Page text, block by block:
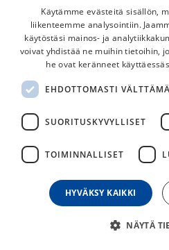
Ravemen AHM-01
Ravemen valaisimiin
Käytämme evästeitä sisällön,
liikenteemme analysointiin.
käytöstäsi mainos- ja
voivat yhdistää ne muihin tietoihin,
he ovat keränneet
EHDOTTOMASTI
SUORITUSKYVYLLISET
TOIMINNALLISET
HYVÄKSY KAIKKI
NÄYTÄ